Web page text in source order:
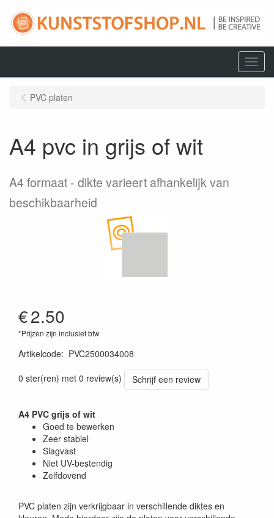
Menu
PVC platen
A4 pvc in grijs of wit
A4 formaat
dikte varieert afhankelijk van
beschikbaarheid
€2.50
*Prijzen zijn inclusief btw
Artikelcode: PVC2500034008
0 ster(ren) met 0 review(s)
Schrijf een review
A4 PVC grijs of wit
Goed te bewerken
Zeer stabiel
Slagvast
Niet UV-bestendig
Zelfdovend
PVC platen zijn verkrijgbaar in verschillende diktes en